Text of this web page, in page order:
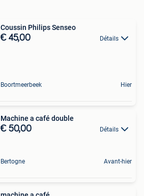
Coussin Philips Senseo
€ 45,00 Détails
Boortmeerbeek Hier
Machine a café double
€ 50,00 Détails
Bertogne Avant-hier